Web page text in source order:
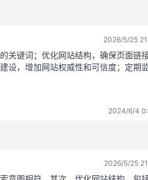
2026/5/25
关键词；优化网站结构，确保页面链
设，增加网站权威性和可信度；定期
2024/6/4
2026/5/25